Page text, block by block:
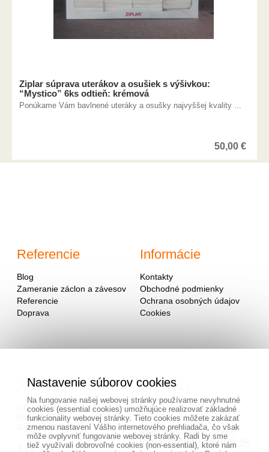
Ziplar súprava uterákov a osušiek s výšivkou:
“Mystico” 6ks odtieň: krémová
Ponúkame Vám bavlnené uteráky a osušky najvyššej kvality ...
50,00 €
Referencie
Blog
Zameranie záclon a závesov
Referencie
Doprava
Informácie
Kontakty
Obchodné podmienky
Ochrana osobných údajov
Cookies
Adresa
OD - Mladosť
Hlavná 951
Galanta 924 01
Kontakty
0940 091 999
alebo na mailovej adrese
info@hotovezaclony.sk
Nastavenie súborov cookies
Na fungovanie našej webovej stránky používame nevyhnutné
cookies (essential cookies) umožňujúce realizovať základné
funkcionality webovej stránky. Tieto cookies môžete zakázať
zmenou nastavení Vášho internetového prehliadača, čo však
môže ovplyvniť fungovanie webovej stránky. Radi by sme
tiež využívali dobrovoľné cookies (non-essential), ktoré nám